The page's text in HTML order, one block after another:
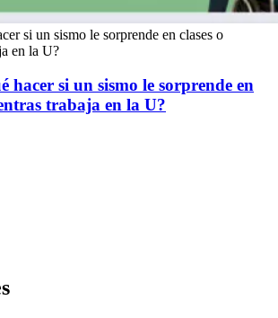
si un sismo le sorprende en clases o
en la U?
hacer si un sismo le sorprende en
trabaja en la U?